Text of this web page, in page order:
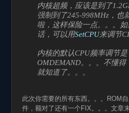
内核超频，应该是到了
强制到了245-998MHz，也
啦，这样保险一点。。。
话，可以用SetCPU来调节
内核的默认CPU频率调节是
OMDEMAND。。。不懂得
就知道了。。。
此次你需要的所有东西。。。ROM
件，额对了还有一个FIX。。。文章